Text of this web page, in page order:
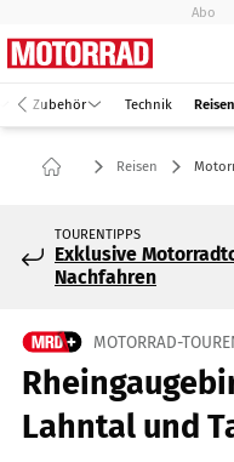
Abo
Zubehör Technik Reisen
Reisen
TOURENTIPPS
Exklusive
Nachfahren
MOTORRAD-
Lahntal und